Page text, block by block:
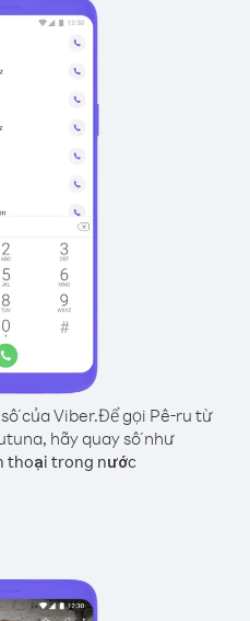
của Viber.Để gọi Pê-ru từ
hãy quay số như
thoại trong nước